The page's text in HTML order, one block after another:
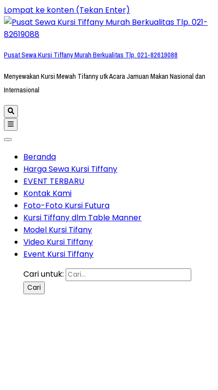
Lompat ke konten (Tekan Enter)
Pusat Sewa Kursi Tiffany Murah Berkualitas Tlp. 021-82619088
Menyewakan Kursi Mewah Tifanny utk Acara Jamuan Makan Nasional dan
Internasional
Beranda
Harga Sewa Kursi Tiffany
EVENT TERBARU
Kontak Kami
Foto-Foto Kursi Futura
Kursi Tiffany dlm Table Manner
Model Kursi Tifany
Video Kursi Tiffany
Event Kursi Tiffany
Cari untuk: